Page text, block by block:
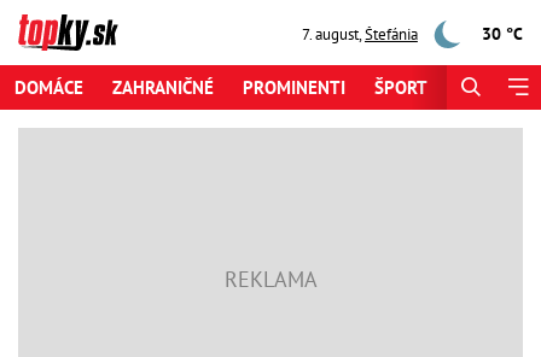
7. august,Štefánia 30 °C
DOMÁCE ZAHRANIČNÉ PROMINENTI ŠPORT